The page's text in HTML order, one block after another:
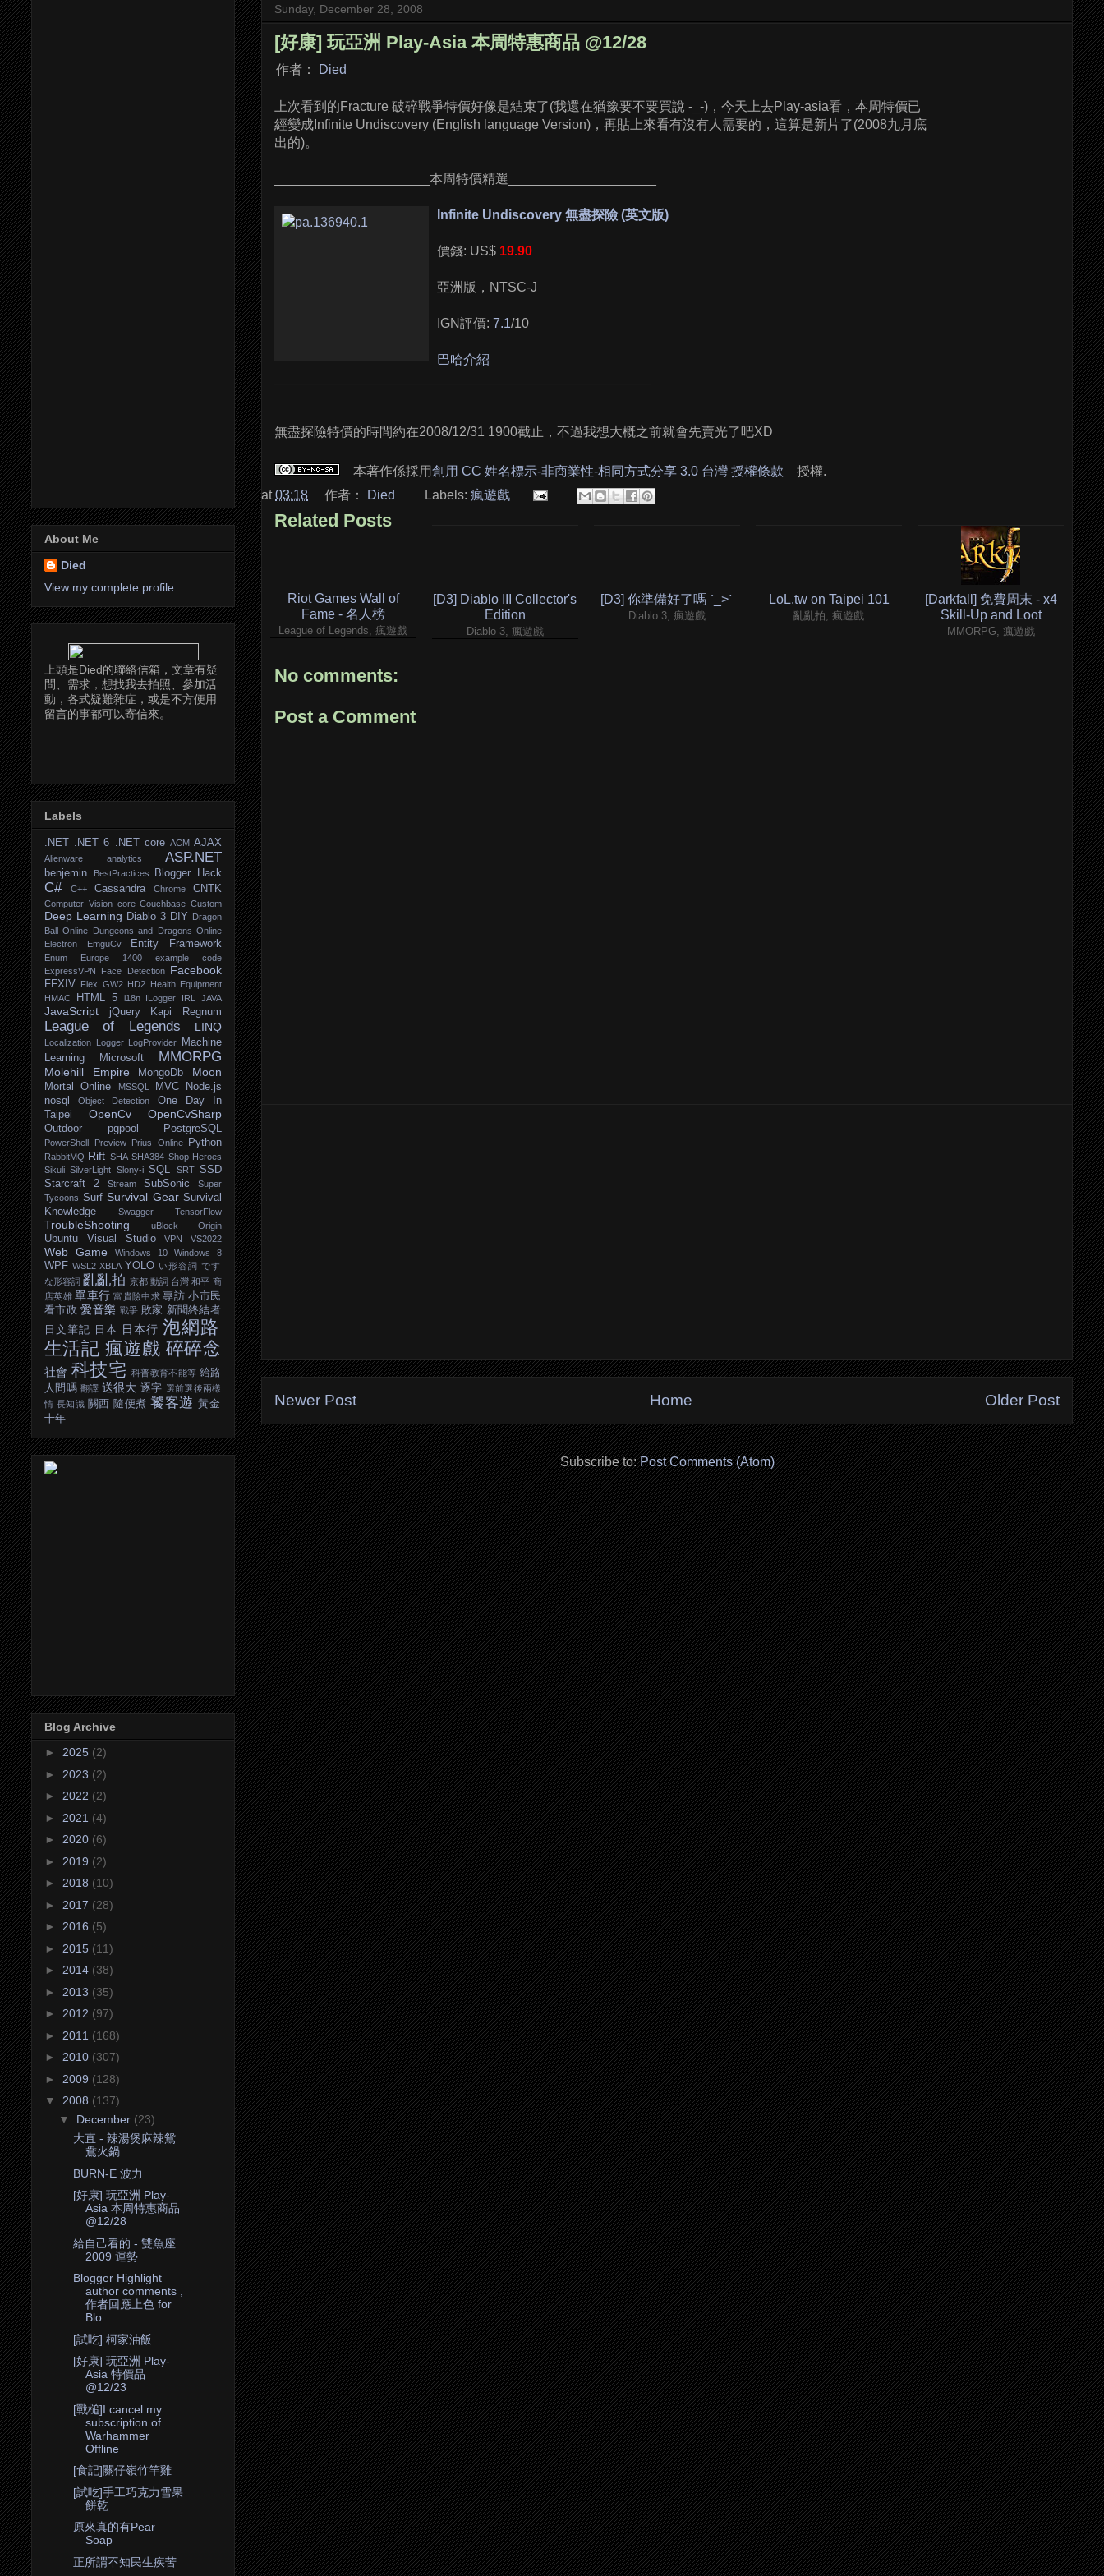
Sunday, December 28, 2008
[好康] 玩亞洲 Play-Asia 本周特惠商品 @12/28
作者： Died
上次看到的Fracture 破碎戰爭特價好像是結束了(我還在猶豫要不要買說 -_-)，今天上去Play-asia看，本周特價已
經變成Infinite Undiscovery (English language Version)，再貼上來看有沒有人需要的，這算是新片了(2008九月底
出的)。
_____________________本周特價精選____________________
Infinite Undiscovery 無盡探險 (英文版)
價錢: US$ 19.90
亞洲版，NTSC-J
IGN評價: 7.1/10
巴哈介紹
無盡探險特價的時間約在2008/12/31 1900截止，不過我想大概之前就會先賣光了吧XD
本著作係採用創用 CC 姓名標示-非商業性-相同方式分享 3.0 台灣 授權條款
授權.
at03:18 作者： Died Labels: 瘋遊戲
Related Posts
Riot Games Wall of
Fame - 名人榜
League of Legends, 瘋遊戲
[D3] Diablo III Collector's
Edition
Diablo 3, 瘋遊戲
[D3] 你準備好了嗎 ˊ_>ˋ
Diablo 3, 瘋遊戲
LoL.tw on Taipei 101
亂亂拍, 瘋遊戲
[Darkfall] 免費周末 - x4
Skill-Up and Loot
MMORPG, 瘋遊戲
No comments:
Post a Comment
Newer Post Older Post
Home
Subscribe to:Post Comments (Atom)
About Me
Died
View my complete profile
上頭是Died的聯絡信箱，文章有疑
問、需求，想找我去拍照、參加活
動，各式疑難雜症，或是不方便用
留言的事都可以寄信來。
Labels
.NET .NET 6 .NET core ACM AJAX
Alienware analytics ASP.NET
benjemin BestPractices Blogger Hack
C# C++ Cassandra Chrome CNTK
Computer Vision core Couchbase Custom
Deep Learning Diablo 3 DIY Dragon
Ball Online Dungeons and Dragons Online
Electron
EmguCv Entity Framework
Enum Europe 1400
example code
ExpressVPN
Face Detection Facebook
FFXIV Flex GW2 HD2 Health Equipment
HMAC
HTML 5 i18n ILogger IRL JAVA
JavaScript jQuery Kapi Regnum
League of Legends LINQ
Localization Logger LogProvider
Machine
Learning
Microsoft MMORPG
Molehill Empire MongoDb Moon
Mortal Online MSSQL MVC
Node.js
nosql
Object Detection
One Day In
Taipei
OpenCv OpenCvSharp
Outdoor pgpool PostgreSQL
PowerShell Preview Prius Online Python
RabbitMQ Rift SHA SHA384 Shop Heroes
Sikuli SilverLight Slony-i SQL SRT SSD
Starcraft 2
Stream SubSonic
Super
Tycoons Surf Survival Gear Survival
Knowledge
Swagger TensorFlow
TroubleShooting uBlock Origin
Ubuntu Visual Studio VPN VS2022
Web Game Windows 10 Windows 8
WPF WSL2 XBLA YOLO い形容詞 です
な形容詞 亂亂拍 京都 動詞 台灣 和平 商
店英雄 單車行 富貴險中求 專訪 小市民
看市政 愛音樂 戰爭 敗家 新聞終結者
日文筆記
日本 日本行 泡網路
生活記 瘋遊戲 碎碎念
社會 科技宅 科普教育不能等 給路
人問嗎 翻譯 送很大 逐字 選前選後兩樣
情 長知識 關西 隨便煮 饕客遊 黃金
十年
Blog Archive
► 2025 (2)
► 2023 (2)
► 2022 (2)
► 2021 (4)
► 2020 (6)
► 2019 (2)
► 2018 (10)
► 2017 (28)
► 2016 (5)
► 2015 (11)
► 2014 (38)
► 2013 (35)
► 2012 (97)
► 2011 (168)
► 2010 (307)
► 2009 (128)
▼ 2008 (137)
▼ December (23)
大直 - 辣湯煲麻辣鴛
鴦火鍋
BURN-E 波力
[好康] 玩亞洲 Play-
Asia 本周特惠商品
@12/28
給自己看的 - 雙魚座
2009 運勢
Blogger Highlight
author comments ,
作者回應上色 for
Blo...
[試吃] 柯家油飯
[好康] 玩亞洲 Play-
Asia 特價品
@12/23
[戰槌]I cancel my
subscription of
Warhammer
Offline
[食記]關仔嶺竹竿雞
[試吃]手工巧克力雪果
餅乾
原來真的有Pear
Soap
正所謂不知民生疾苦